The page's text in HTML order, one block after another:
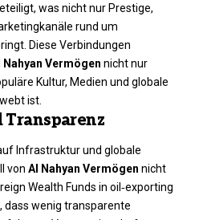
was nicht nur Prestige,
rund um
Diese Verbindungen
Nahyan Vermögen nicht nur
Kultur, Medien und globale
ist.
Infrastruktur und globale
von Al Nahyan Vermögen nicht
Wealth Funds in oil‑exporting
dass wenig transparente